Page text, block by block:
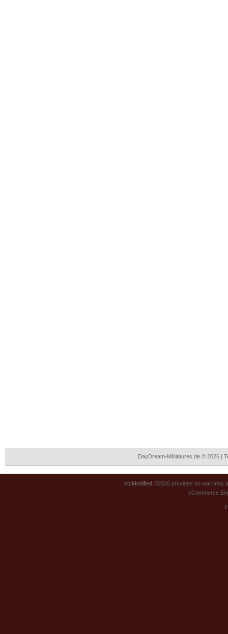
DayDream-Miniatures.de © 2026 |
xtcModified ©2026 provides no warranty
eCommerce